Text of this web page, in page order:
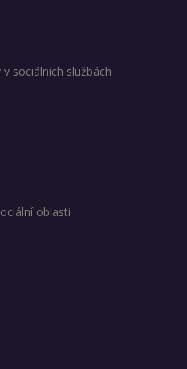
sociálních službách
oblasti